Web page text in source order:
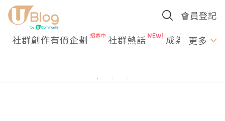
會員登記
社群創作有價企劃 社群熱話 成為U更多